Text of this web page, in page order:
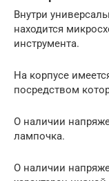
Внутри
находится
инструмента.
На корпусе
посредством
О наличии
лампочка.
О наличии